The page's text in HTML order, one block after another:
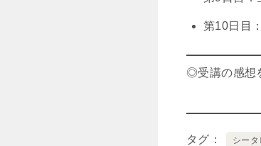
第10日目
◎受講の感想
タグ シー